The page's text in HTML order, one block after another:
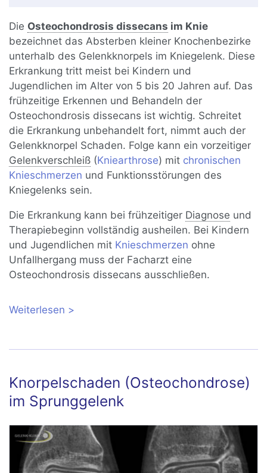
Die Osteochondrosis dissecans im Knie
bezeichnet das Absterben kleiner Knochenbezirke
unterhalb des Gelenkknorpels im Kniegelenk. Diese
Erkrankung tritt meist bei Kindern und
Jugendlichen im Alter von 5 bis 20 Jahren auf. Das
frühzeitige Erkennen und Behandeln der
Osteochondrosis dissecans ist wichtig. Schreitet
die Erkrankung unbehandelt fort, nimmt auch der
Gelenkknorpel Schaden. Folge kann ein vorzeitiger
Gelenkverschleiß (Kniearthrose) mit chronischen
Knieschmerzen und Funktionsstörungen des
Kniegelenks sein.
Die Erkrankung kann bei frühzeitiger Diagnose und
Therapiebeginn vollständig ausheilen. Bei Kindern
und Jugendlichen mit Knieschmerzen ohne
Unfallhergang muss der Facharzt eine
Osteochondrosis dissecans ausschließen.
Weiterlesen über Osteochondrosis dissecans (OD)
Knorpelschaden (Osteochondrose)
im Sprunggelenk